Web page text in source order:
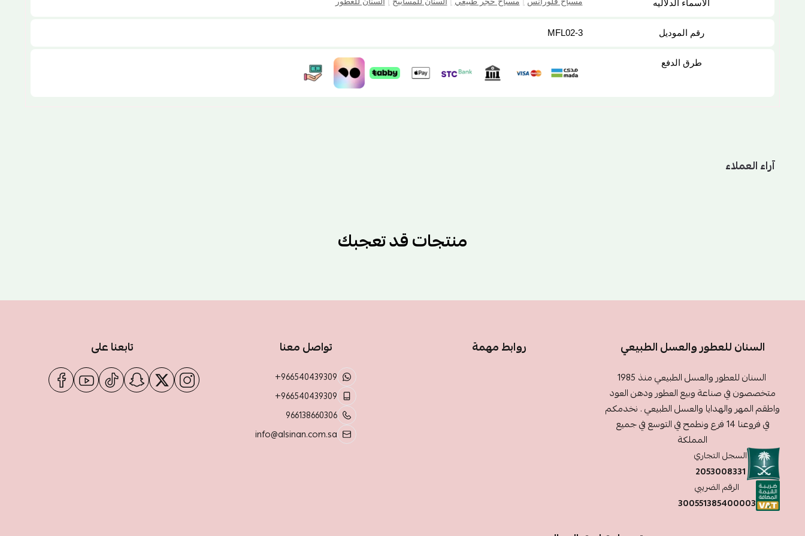
الاسماء الدلاليه
رقم الموديل MFL02-3
طرق الدفع
آراء العملاء
منتجات قد تعجبك
السنان للعطور والعسل الطبيعي
السنان للعطور والعسل الطبيعي منذ 1985
متخصصون في صناعة وبيع العطور ودهن العود
واطقم المهر والهدايا والعسل الطبيعي . نخدمكم
في فروعنا 14 فرع ونطمح في التوسع في جميع
المملكة
السجل التجاري
2053008331
الرقم الضريبي
300551385400003
روابط مهمة تواصل معنا
+966540439309
+966540439309
966138660306
info@alsinan.com.sa
تابعنا على